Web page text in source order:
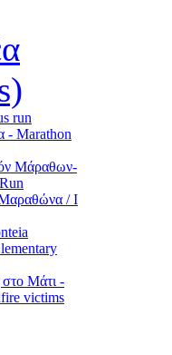
run
- Marathon
Μάραθων-
/ I
Μάτι -
victims